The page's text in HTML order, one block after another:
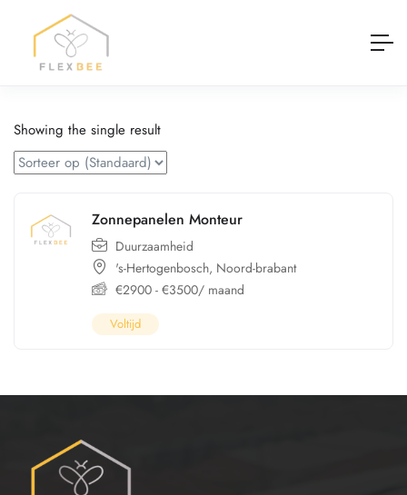
Showing the single result
Zonnepanelen Monteur
Duurzaamheid
's-Hertogenbosch, Noord-brabant
€2900 - €3500/ maand
Voltijd